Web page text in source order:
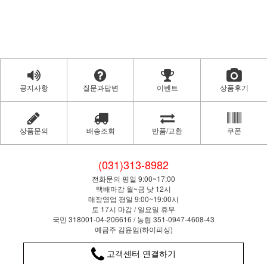
공지사항 질문과답변 이벤트 상품후기
상품문의 배송조회 반품/교환 쿠폰
(031)313-8982
전화문의 평일 9:00~17:00
택배마감 월~금 낮 12시
매장영업 평일 9:00~19:00시
토 17시 마감 / 일요일 휴무
국민 318001-04-206616 / 농협 351-0947-4608-43
예금주 김윤임(하이피싱)
고객센터 연결하기